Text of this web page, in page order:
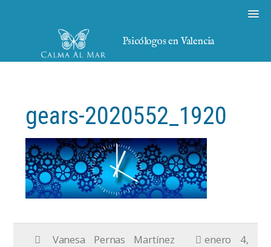
Psicólogos en Valencia
gears-2020552_1920
Vanesa Pernas Martínez
enero 4,